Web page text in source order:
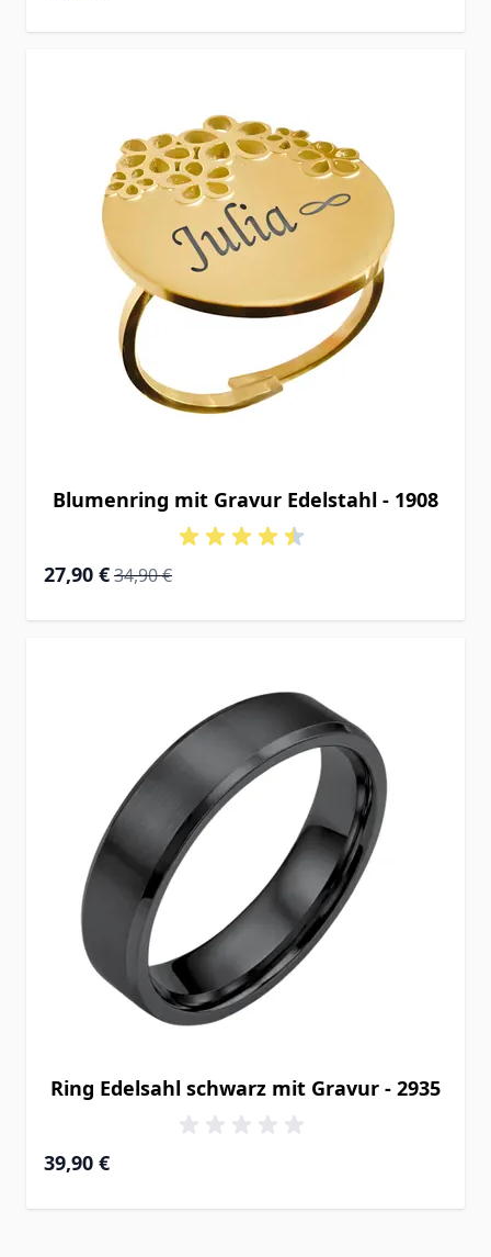
Blumenring mit Gravur Edelstahl - 1908
Special Price
27,90 € Regular Price
34,90 €
Ring Edelsahl schwarz mit Gravur - 2935
39,90 €